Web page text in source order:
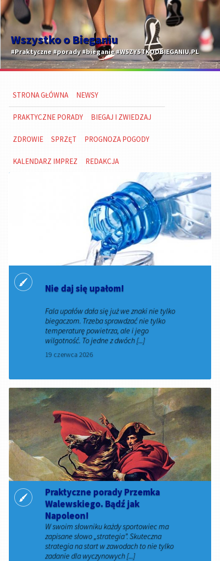
Wszystko o Bieganiu
#Praktyczne #porady #bieganie #WSZYSTKOOBIEGANIU.PL
STRONA GŁÓWNA NEWSY
PRAKTYCZNE PORADY BIEGAJ I ZWIEDZAJ
ZDROWIE SPRZĘT PROGNOZA POGODY
KALENDARZ IMPREZ REDAKCJA
Nie daj się upałom!
Fala upałów dała się już we znaki nie tylko
biegaczom. Trzeba sprawdzać nie tylko
temperaturę powietrza, ale i jego
wilgotność. To jedne z dwóch [...]
19 czerwca 2026
Praktyczne porady Przemka
Walewskiego. Bądź jak
Napoleon!
W swoim słowniku każdy sportowiec ma
zapisane słowo „strategia”. Skuteczna
strategia na start w zawodach to nie tylko
zadanie dla wyczynowych [...]